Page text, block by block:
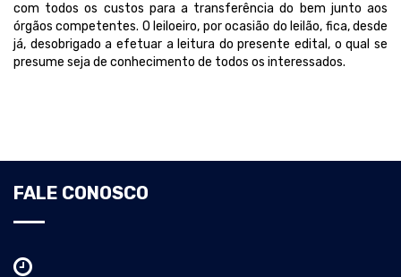
com todos os custos para a transferência do bem junto aos
órgãos competentes. O leiloeiro, por ocasião do leilão, fica, desde
já, desobrigado a efetuar a leitura do presente edital, o qual se
presume seja de conhecimento de todos os interessados.
FALE CONOSCO